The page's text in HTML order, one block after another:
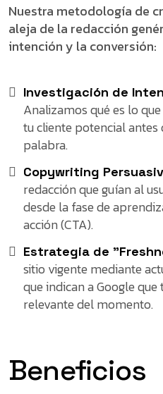
Nuestra metodología de
aleja de la redacción
intención y la conversión:
Investigación de
Analizamos qué es lo
tu cliente potencial antes
palabra.
Copywriting
redacción que guían al
desde la fase de
acción (CTA).
Estrategia de
sitio vigente mediante
que indican a Google
relevante del momento.
Beneficios